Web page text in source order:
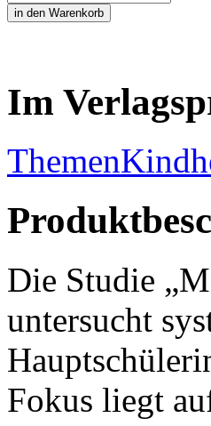
Im
Themen
Die Studie
untersucht
Fokus liegt